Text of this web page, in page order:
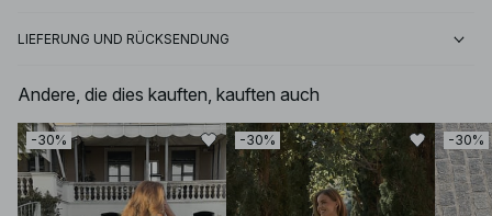
LIEFERUNG UND RÜCKSENDUNG
Andere, die dies kauften, kauften auch
-30% -30% -30%